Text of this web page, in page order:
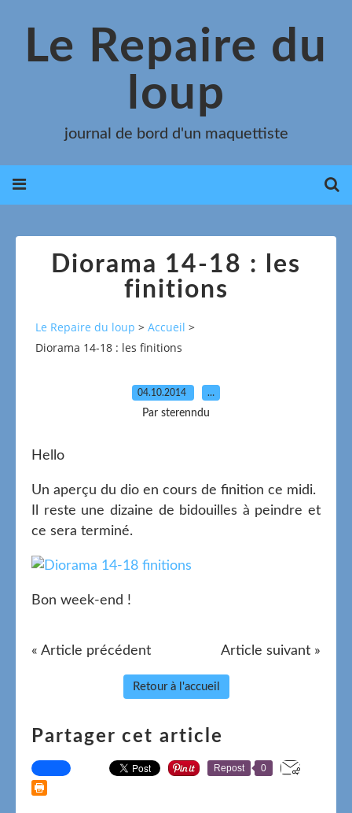
Le Repaire du
loup
journal de bord d'un maquettiste
Diorama 14-18 : les
finitions
Le Repaire du loup > Accueil >
Diorama 14-18 : les finitions
04.10.2014 …
Par sterenndu
Hello
Un aperçu du dio en cours de finition ce midi.
Il reste une dizaine de bidouilles à peindre et
ce sera terminé.
Bon week-end !
« Article précédent Article suivant »
Retour à l'accueil
Partager cet article
Repost 0